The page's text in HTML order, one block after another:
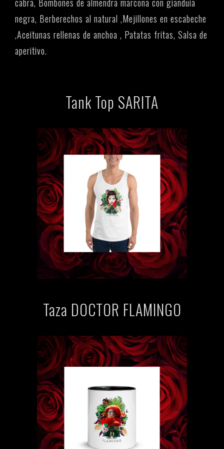
cabra, Bombones de almendra marcona con gianduia
negra, Berberechos al natural ,Mejillones en escabeche
,Aceitunas rellenas de anchoa , Patatas fritas, Salsa de
aperitivo.
Tank Top SARITA
Taza DOCTOR FLAMINGO